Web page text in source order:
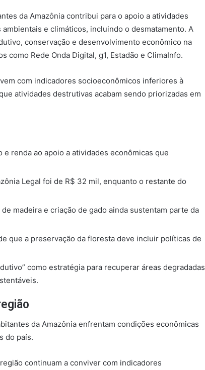
da Amazônia contribui para o apoio a atividades
e climáticos, incluindo o desmatamento. A
conservação e desenvolvimento econômico na
como Rede Onda Digital, g1, Estadão e ClimaInfo.
com indicadores socioeconômicos inferiores à
atividades destrutivas acabam sendo priorizadas em
renda ao apoio a atividades econômicas que
Legal foi de R$ 32 mil, enquanto o restante do
madeira e criação de gado ainda sustentam parte da
que a preservação da floresta deve incluir políticas de
como estratégia para recuperar áreas degradadas
da Amazônia enfrentam condições econômicas
do país.
continuam a conviver com indicadores